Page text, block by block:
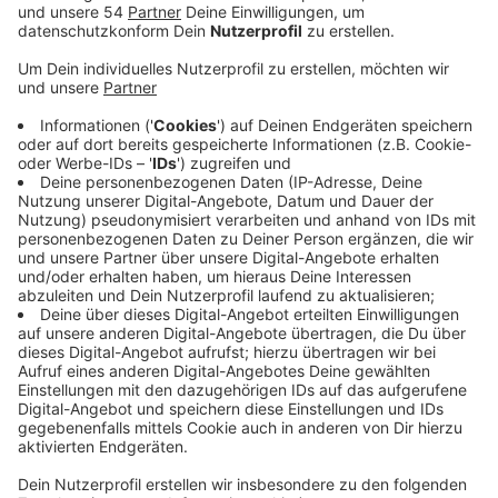
Spätestens seit Pandemie und Homeschooling ist klar:
Selbstständiges Lernen ist wichtig - oftmals aber
keine Methode, die Schülern konkret beigebracht wird.
Deshalb bietet der Studienkreis den Online-Kurs an.
Hier sollen die Schüler bis zur 10. Klasse Strategien
zum eigenständigen Lernen entwickeln und
Arbeitstechniken ausprobieren. Außerdem soll es
darum gehen, die eigenen Stärken zu erkennen und
sich realistische Lernziele zu setzen. Weitere Infos
zum kostenlosen Angebot und einen Link zum
Studienkreis findet ihrhier
Informationen gibt es unter Tel.: 0800 111 12 12.